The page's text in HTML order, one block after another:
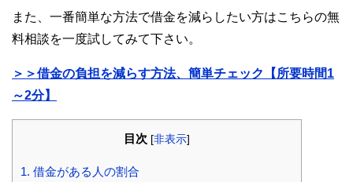
また、一番簡単な方法で借金を減らしたい方はこちらの無
料相談を一度試してみて下さい。
＞＞借金の負担を減らす方法、簡単チェック【所要時間1
～2分】
目次 [非表示]
1. 借金がある人の割合